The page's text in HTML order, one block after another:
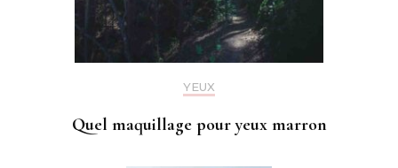
YEUX
Quel maquillage pour yeux marron